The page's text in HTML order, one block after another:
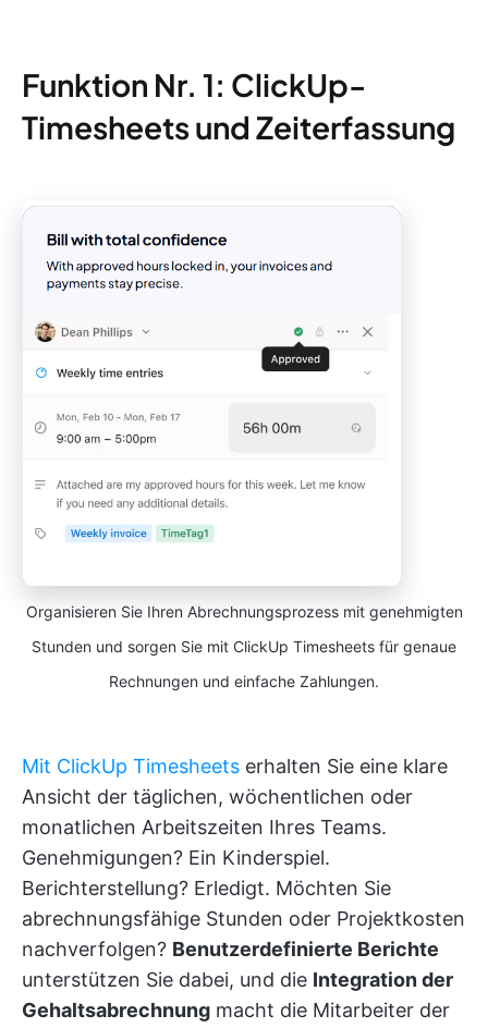
Funktion Nr. 1: ClickUp-
Timesheets und Zeiterfassung
Organisieren Sie Ihren Abrechnungsprozess mit genehmigten
Stunden und sorgen Sie mit ClickUp Timesheets für genaue
Rechnungen und einfache Zahlungen.
Mit ClickUp Timesheets erhalten Sie eine klare
Ansicht der täglichen, wöchentlichen oder
monatlichen Arbeitszeiten Ihres Teams.
Genehmigungen? Ein Kinderspiel.
Berichterstellung? Erledigt. Möchten Sie
abrechnungsfähige Stunden oder Projektkosten
nachverfolgen? Benutzerdefinierte Berichte
unterstützen Sie dabei, und die Integration der
Gehaltsabrechnung macht die Mitarbeiter der